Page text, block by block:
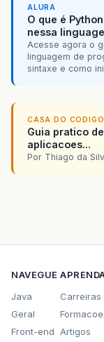
ALURA
O que é
nessa
Acesse agora o
linguagem de
sintaxe e como
CASA DO CODIGO
Guia pratico
aplicacoes...
Por Thiago da
NAVEGUE
Java
Geral
Front-end
Carreiras
Artigos